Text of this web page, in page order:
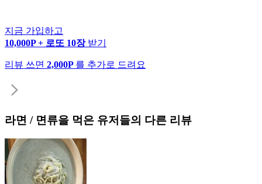
지금 가입하고
10,000P + 로또 10장 받기
리뷰 쓰면 2,000P 를 추가로 드려요
라면 / 면류을 먹은 유저들의 다른 리뷰